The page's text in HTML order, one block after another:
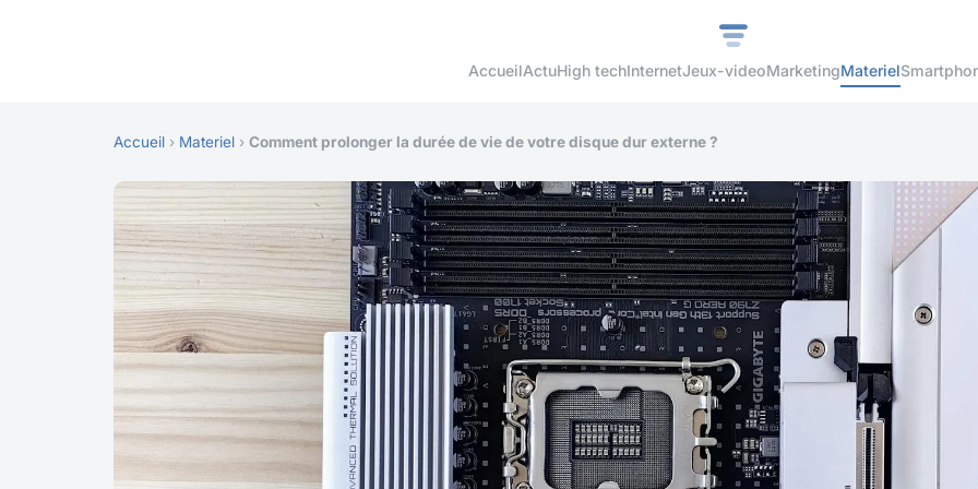
AccueilActuHigh techInternetJeux-videoMarketingMateriel
Accueil › Materiel › Comment prolonger la durée de vie de votre disque dur externe ?